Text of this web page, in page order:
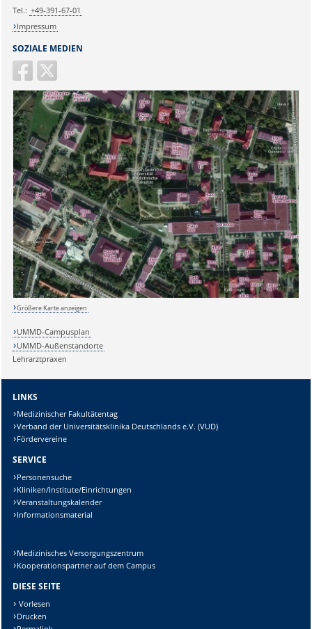
Sicherheitsabfrage:
Lösung:
SOZIALE MEDIEN
Tel.: +49-391-67-01
Impressum
Größere Karte anzeigen
UMMD-Campusplan
UMMD-Außenstandorte
Lehrarztpraxen
LINKS
Medizinischer Fakultätentag
Verband der Universitätsklinika Deutschlands e.V. (VUD)
Fördervereine
SERVICE
Personensuche
Kliniken/Institute/Einrichtungen
Veranstaltungskalender
Informationsmaterial
Medizinisches Versorgungszentrum
Kooperationspartner auf dem Campus
DIESE SEITE
Vorlesen
Drucken